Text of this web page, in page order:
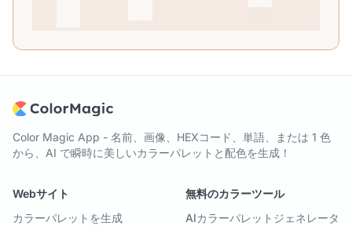
Color Magic App - 名前、画像、HEXコード、単語、または 1 色
から、AI で瞬時に美しいカラーパレットと配色を生成！
Webサイト
カラーパレットを生成
無料のカラーツール
AIカラーパレットジェネレータ